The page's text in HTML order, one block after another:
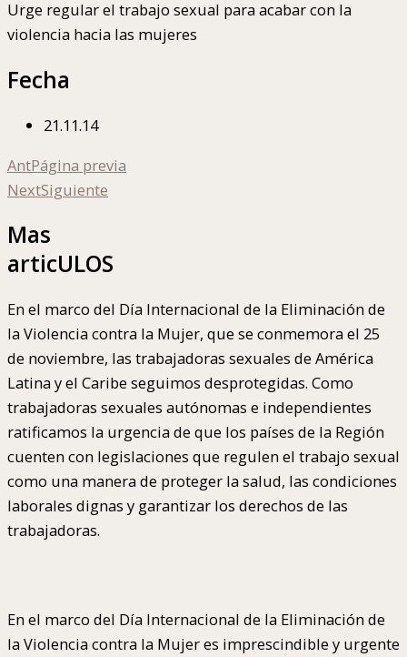
Urge regular el trabajo sexual para acabar con la
violencia hacia las mujeres
Fecha
21.11.14
AntPágina previa
NextSiguiente
Mas
articULOS
En el marco del Día Internacional de la Eliminación de
la Violencia contra la Mujer, que se conmemora el 25
de noviembre, las trabajadoras sexuales de América
Latina y el Caribe seguimos desprotegidas. Como
trabajadoras sexuales autónomas e independientes
ratificamos la urgencia de que los países de la Región
cuenten con legislaciones que regulen el trabajo sexual
como una manera de proteger la salud, las condiciones
laborales dignas y garantizar los derechos de las
trabajadoras.
En el marco del Día Internacional de la Eliminación de
la Violencia contra la Mujer es imprescindible y urgente